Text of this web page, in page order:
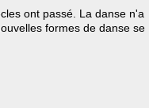
ont passé. La danse n'a
formes de danse se